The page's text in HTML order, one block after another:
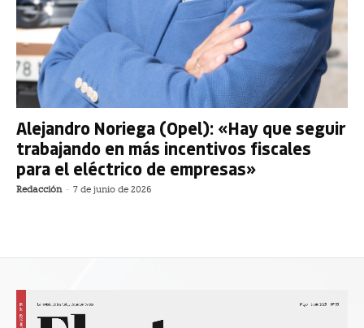
Alejandro Noriega (Opel): «Hay que seguir
trabajando en más incentivos fiscales
para el eléctrico de empresas»
Redacción - 7 de junio de 2026